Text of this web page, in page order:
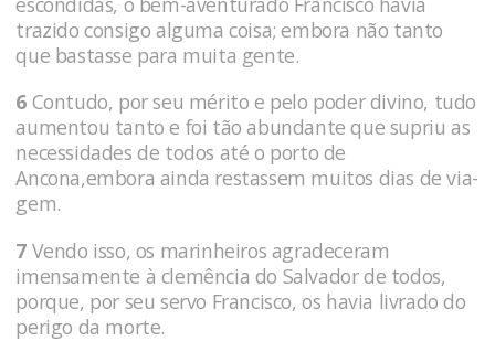
trazido consi­go alguma coisa; embora não tanto
que bastasse para muita gen­te.
6 Contudo, por seu mérito e pelo poder divino, tudo
aumentou tanto e foi tão abundante que supriu as
necessidades de todos até o porto de
Ancona,embora ainda restassem muitos dias de via­
gem.
7 Vendo isso, os marinheiros agradeceram
imensamente à clemência do Salvador de todos,
porque, por seu servo Francisco, os havia livrado do
perigo da morte.